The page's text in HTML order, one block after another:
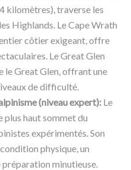
kilomètres), traverse les
Highlands. Le Cape Wrath
côtier exigeant, offre
Le Great Glen
le Great Glen, offrant une
de difficulté.
(niveau expert): Le
plus haut sommet du
expérimentés. Son
physique, un
minutieuse.